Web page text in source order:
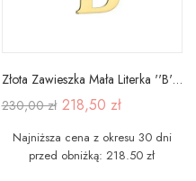
Złota Zawieszka Mała Literka ''B'' pr 585
230,00 zł 218,50 zł
Najniższa cena z okresu 30 dni
przed obniżką: 218.50 zł